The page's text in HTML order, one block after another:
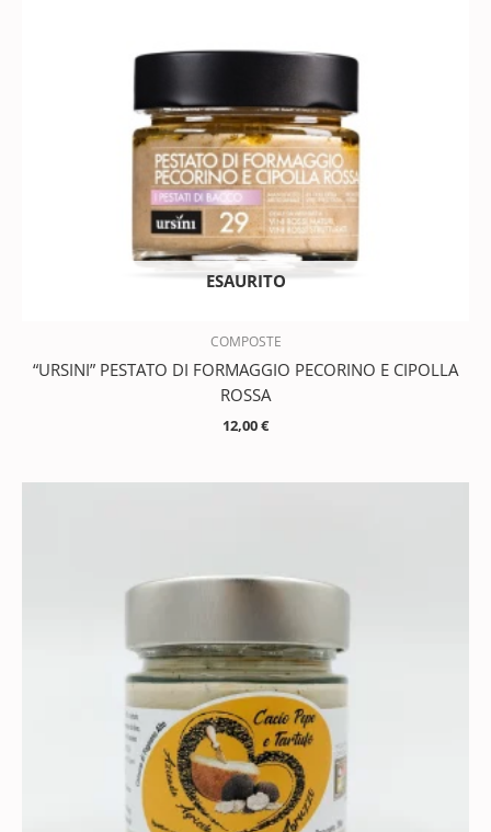
ESAURITO
COMPOSTE
“URSINI” PESTATO DI FORMAGGIO PECORINO E CIPOLLA
ROSSA
12,00€